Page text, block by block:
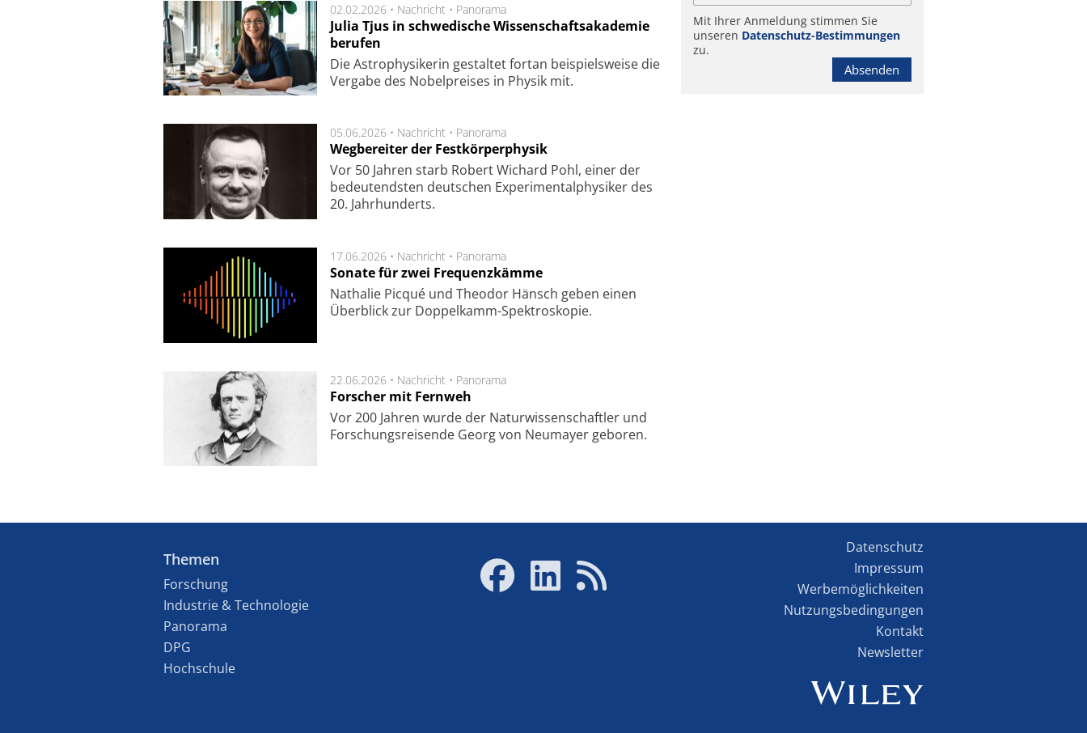
02.02.2026 • Nachricht • Panorama
Julia Tjus in schwedische Wissenschaftsakademie
berufen
Die Astro­physi­kerin ge­stal­tet fort­an bei­spiels­wei­se die
Ver­ga­be des Nobel­prei­ses in Phy­sik mit.
05.06.2026 • Nachricht • Panorama
Wegbereiter der Festkörperphysik
Vor 50 Jahren starb Robert Wichard Pohl, einer der
bedeutendsten deutschen Experimentalphysiker des
20. Jahrhunderts.
17.06.2026 • Nachricht • Panorama
Sonate für zwei Frequenzkämme
Nathalie Picqué und Theodor Hänsch geben einen
Überblick zur Doppelkamm-Spektroskopie.
22.06.2026 • Nachricht • Panorama
Forscher mit Fernweh
Vor 200 Jahren wurde der Naturwissenschaftler und
Forschungsreisende Georg von Neumayer geboren.
Mit Ihrer Anmeldung stimmen Sie
unseren Datenschutz-Bestimmungen
zu.
Absenden
Themen
Forschung
Industrie & Technologie
Panorama
DPG
Hochschule
Datenschutz
Impressum
Werbemöglichkeiten
Nutzungsbedingungen
Kontakt
Newsletter